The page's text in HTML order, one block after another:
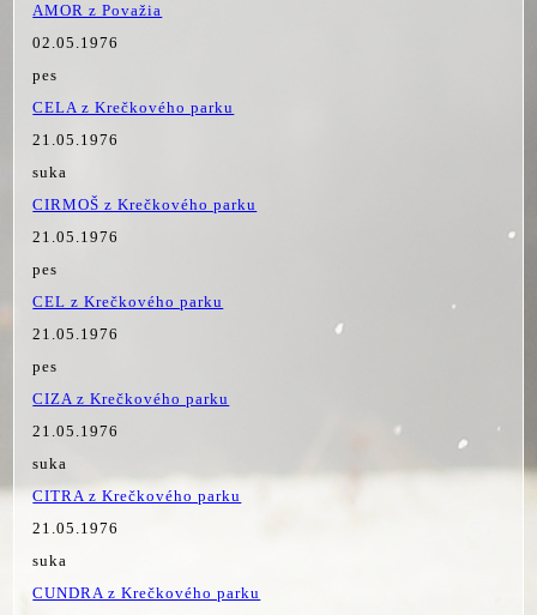
AMOR z Považia
02.05.1976
pes
CELA z Krečkového parku
21.05.1976
suka
CIRMOŠ z Krečkového parku
21.05.1976
pes
CEL z Krečkového parku
21.05.1976
pes
CIZA z Krečkového parku
21.05.1976
suka
CITRA z Krečkového parku
21.05.1976
suka
CUNDRA z Krečkového parku